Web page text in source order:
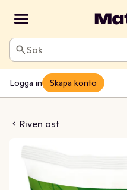
Sök
Logga in Skapa konto
Riven ost
Arla Familjefavoriter